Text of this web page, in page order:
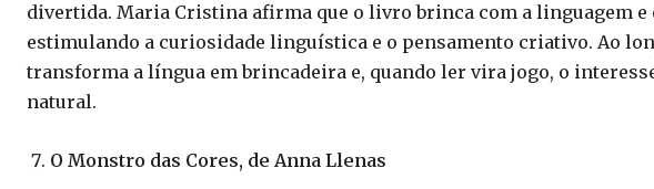
divertida. Maria Cristina afirma que o livro brinca com a linguagem e
estimulando a curiosidade linguística e o pensamento criativo. Ao
transforma a língua em brincadeira e, quando ler vira jogo, o
natural.
O Monstro das Cores, de Anna Llenas